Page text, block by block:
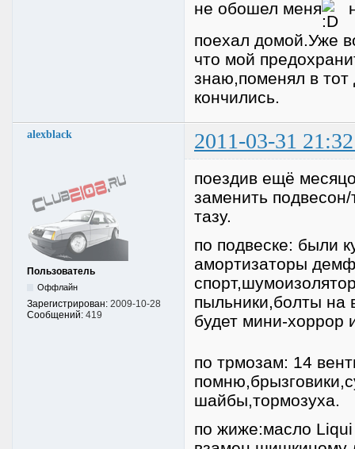
не обошел меня
поехал домой.Уже
что мой
знаю,поменял в
кончились.
alexblack 2011-03-31
Пользователь
Оффлайн
Зарегистрирован: 2009-10-28
Сообщений: 419
поездив ещё
заменить
тазу.
по подвеске: были
амортизаторы
пыльники,болты на
будет мини-хоррор
по трмозам: 14
шайбы,тормозуха.
по жиже:масло Liqui